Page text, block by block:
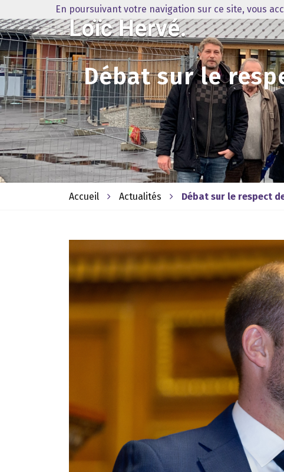
Débat sur le
Accueil Actualités Débat sur le respect
En poursuivant votre navigation sur ce site, vous